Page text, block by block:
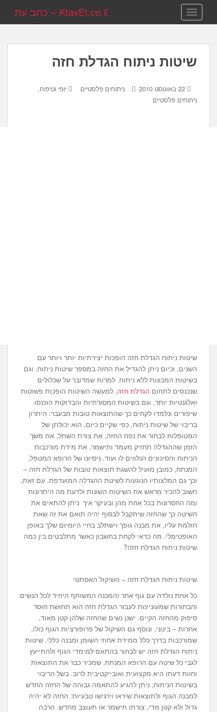
TOGGLE NAVIGATION KtavEt.co.il – כתב עת
שיטות ניתוח הגדלת חזה
22 באוגוסט 2010 ניתוחים פלסטיים יופי וטיפוח,
ניתוחים פלסטיים
שיטות ניתוח הגדלת חזה הופכות יצירתיות יותר ויותר עם
השנים, וכיום ניתן להגדיל את החזה במספר שיטות ניתוח, וגם
בשיטות המכונות ללא ניתוח. למרות שמדובר על שכלולים
שנכנסים לתחום הגדלת חזה, למעשה השיטות הופכות פשוטות
ואלגנטיות יותר, וגם בשיטות המסורתיות והבדוקות הוכנסו
שיפורים ונלמדו לקחים כך שהתוצאות טובות מבעבר. היתרון
בריבוי של שיטות ניתוח, כפי שקיים כיום, הוא יכולתן של
המטופלות לבחור את נפח החזה, את צורת השתל, את משך
הזמן שההגדלה תחזיק מעמד ותישמר, את מידת מורכבות
הניתוח והסיכונים הנלווים לו ועוד. ניסיונו של הרופא המטפל,
המנתח, כמובן מועיל להשגת תוצאות טובות של הגדלת חזה –
וכך גם המלצותיו הנוגעות לשיטת ההגדלה המועדפת. עם זאת,
חשוב להכיר מראש את השיטות השונות ולדעת מה היתרונות
ומה החסרונות בכל אחת מהן ובעיקר איך ניתן להתאים את
השיטה כך שהחזה שיתקבל לבסוף יהיה תואם את זה שאת
חולמת עליו, את מבנה גופך וישתלב בחיי היומיום שלך באופן
האופטימלי. מה כדאי לקחת בחשבון כאשר מתלבטים בין כמה
שיטות ניתוח הגדלת חזה?
שיטות ניתוח הגדלת חזה – השיקול האסתטי
כל אחת נולדה עם גוף אחר והמכנה המשותף היחיד לכל הנשים
והבחורות שמעוניינות לעבור הגדלת חזה הוא תחושת חוסר
סיפוק מהחזה הקיים. ישנן נשים שהחזה שלהן קטן מאוד,
אחרות – בינוני, ונוסף גם השיקול של פרופורציות הגוף כולו,
שמורכבות בדרך כלל ממידת אחוזי השומן ומבנה כללי. שיטות
ניתוח הגדלת חזה יש לבחור בהתאם למימדי הגוף ולהתייעץ
לגבי כל שיטה עם הרופא המנתח, שמכיר כבר את התוצאות
וחוות דעתו היא מקצועית ואובייקטיבית לרוב. בשל הריבוי
בשיטות הניתוח, ניתן להגיע להתאמה גבוהה של החזה החדש
למבנה הגוף ולתוצאות שיראו וירגישו טבעיות: החזה לא יהיה
גדול ולא קטן מדי, צורתו תישמר או תעוצב מחדש. הרבה